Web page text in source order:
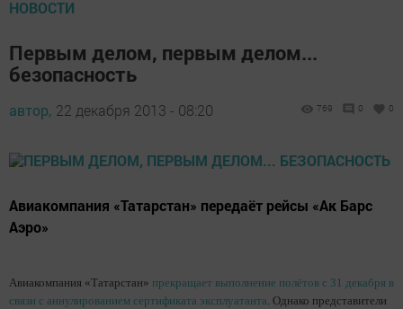
НОВОСТИ
Первым делом, первым делом...
безопасность
автор, 22 декабря 2013 - 08:20 769 0 0
Авиакомпания «Татарстан» передаёт рейсы «Ак Барс
Аэро»
Авиакомпания «Татарстан» прекращает выполнение полётов с 31 декабря в
связи с аннулированием сертификата эксплуатанта. Однако представители